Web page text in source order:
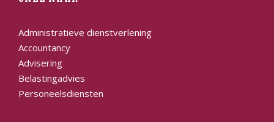
Administratieve dienstverlening
Accountancy
Advisering
Belastingadvies
Personeelsdiensten